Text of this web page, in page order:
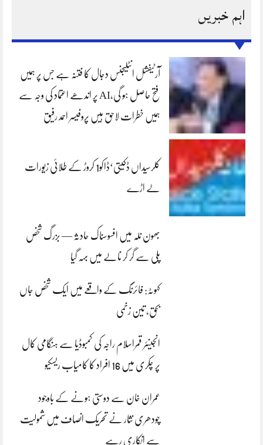
اہم خبریں
آرٹیفشل انٹلیجنس دجال کا فتنہ ہے جس پر ہمیں
فتح حاصل ہو گی،AI پر اندھے اعتماد کی وجہ سے
ہمیں خطرات لاحق ہیں پروفیسر احمد رفیق
کلرسیداں ڈکیتی‘ڈاکو1 کروڑ کے طلائی زیورات
لے اڑے
بھون نلہ میں افسوسناک حادثہ — بزرگ شخص
پلی سے گر کر نالے میں بہہ گیا
کہوٹہ: فائرنگ کے واقعے میں ایک شخص جاں
بحق، تین زخمی
انجینئر قمراسلام راجہ کی کمبوڈیا سے ہنگامی کال
پر چکری میں 16 افراد کا کامیاب ریسکیو
عمران خان سے دوستی ہونے کے باوجود
چودھری نثار نے تحریک انصاف میں شمولیت
سے انکاری رہے